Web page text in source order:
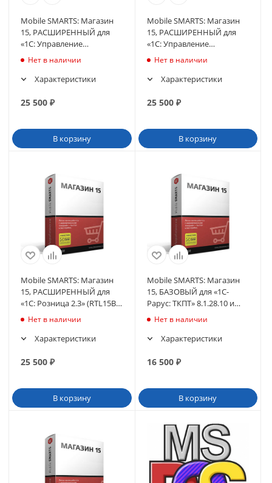
Mobile SMARTS: Магазин
15, РАСШИРЕННЫЙ для
«1С: Управление
торговлей 11.3»
Нет в наличии
Характеристики
25 500 ₽
В корзину
Mobile SMARTS: Магазин
15, РАСШИРЕННЫЙ для
«1С: Управление
торговлей 10.3»
Нет в наличии
Характеристики
25 500₽
В корзину
Mobile SMARTS: Магазин
15, РАСШИРЕННЫЙ для
«1С: Розница 2.3» (RTL15B-
1CRZ23)
Нет в наличии
Характеристики
25 500 ₽
В корзину
Mobile SMARTS: Магазин
15, БАЗОВЫЙ для «1С-
Рарус: ТКПТ» 8.1.28.10 и
выше до 8.1.x.x
Нет в наличии
Характеристики
16 500₽
В корзину